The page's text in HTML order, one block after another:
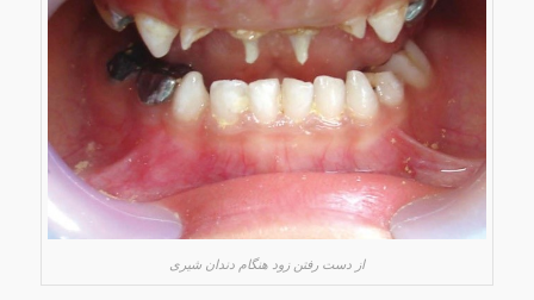
از دست رفتن زود هنگام دندان شیری